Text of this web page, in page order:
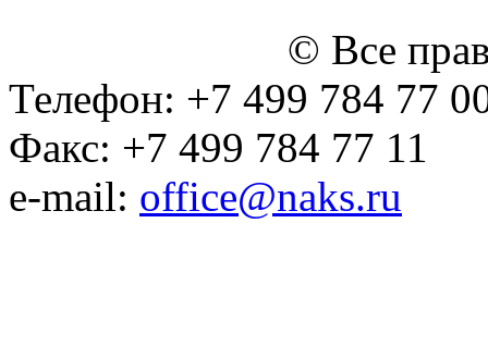
© Все
Телефон: +7 499 784 77
Факс: +7 499 784 77 11
e-mail: office@naks.ru